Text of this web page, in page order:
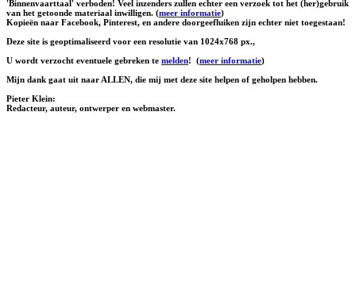
'Binnenvaarttaal' verboden! Veel inzenders zullen echter een verzoek tot het (her)gebruik
van het getoonde materiaal inwilligen. (meer informatie)
Kopieën naar Facebook, Pinterest, en andere doorgeefluiken zijn echter niet toegestaan!
Deze site is geoptimaliseerd voor een resolutie van 1024x768 px.,
U wordt verzocht eventuele gebreken te melden! (meer informatie)
Mijn dank gaat uit naar ALLEN, die mij met deze site helpen of geholpen hebben.
Pieter Klein:
Redacteur, auteur, ontwerper en webmaster.